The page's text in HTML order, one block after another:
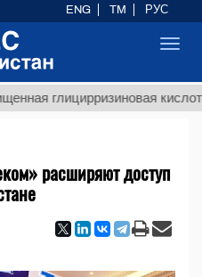
кислота
расширяют доступ
ENG TM РУС